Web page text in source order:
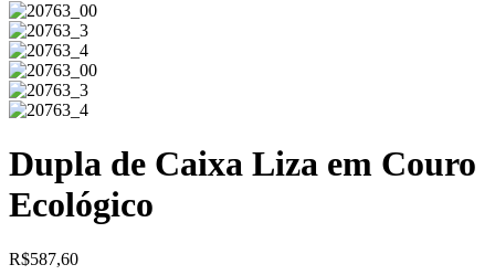
Dupla de Caixa Liza em Couro
Ecológico
R$587,60